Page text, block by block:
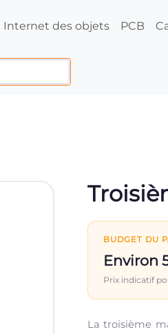
Internet des objets PCB
BUDGET DU
Environ
Prix indicatif
La troisième